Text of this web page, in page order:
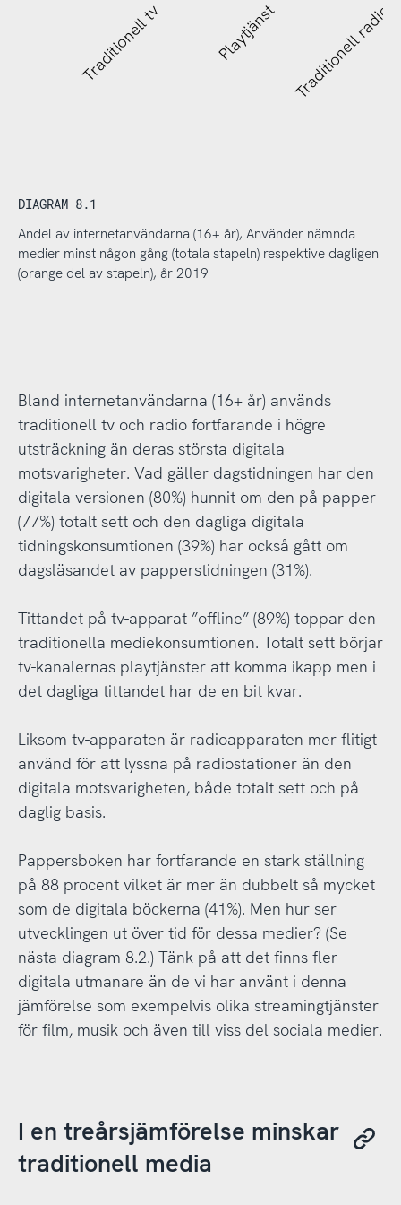
Traditionell tv Playtjänst Traditionell radio
DIAGRAM 8.1
Andel av internetanvändarna (16+ år), Använder nämnda
medier minst någon gång (totala stapeln) respektive dagligen
(orange del av stapeln), år 2019
Bland internetanvändarna (16+ år) används
traditionell tv och radio fortfarande i högre
utsträckning än deras största digitala
motsvarigheter. Vad gäller dagstidningen har den
digitala versionen (80%) hunnit om den på papper
(77%) totalt sett och den dagliga digitala
tidningskonsumtionen (39%) har också gått om
dagsläsandet av papperstidningen (31%).
Tittandet på tv-apparat ”offline” (89%) toppar den
traditionella mediekonsumtionen. Totalt sett börjar
tv-kanalernas playtjänster att komma ikapp men i
det dagliga tittandet har de en bit kvar.
Liksom tv-apparaten är radioapparaten mer flitigt
använd för att lyssna på radiostationer än den
digitala motsvarigheten, både totalt sett och på
daglig basis.
Pappersboken har fortfarande en stark ställning
på 88 procent vilket är mer än dubbelt så mycket
som de digitala böckerna (41%). Men hur ser
utvecklingen ut över tid för dessa medier? (Se
nästa diagram 8.2.) Tänk på att det finns fler
digitala utmanare än de vi har använt i denna
jämförelse som exempelvis olika streamingtjänster
för film, musik och även till viss del sociala medier.
I en treårsjämförelse minskar
traditionell media